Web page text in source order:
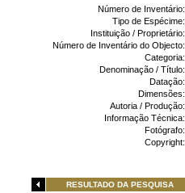
Número de Inventário:
Tipo de Espécime:
Instituição / Proprietário:
Número de Inventário do Objecto:
Categoria:
Denominação / Título:
Datação:
Dimensões:
Autoria / Produção:
Informação Técnica:
Fotógrafo:
Copyright:
RESULTADO DA PESQUISA